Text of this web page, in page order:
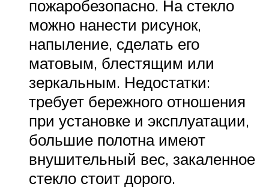
пожаробезопасно. На стекло
можно нанести рисунок,
напыление, сделать его
матовым, блестящим или
зеркальным. Недостатки:
требует бережного отношения
при установке и эксплуатации,
большие полотна имеют
внушительный вес, закаленное
стекло стоит дорого.